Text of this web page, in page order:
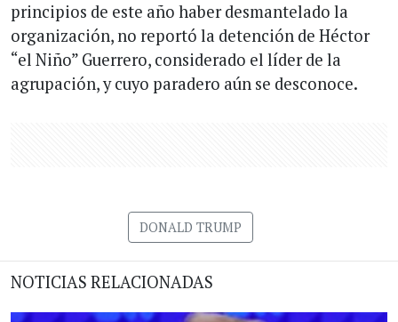
principios de este año haber desmantelado la
organización, no reportó la detención de Héctor
“el Niño” Guerrero, considerado el líder de la
agrupación, y cuyo paradero aún se desconoce.
DONALD TRUMP
NOTICIAS RELACIONADAS